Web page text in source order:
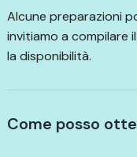
Alcune preparazioni
invitiamo a compilare
la disponibilità.
Come posso